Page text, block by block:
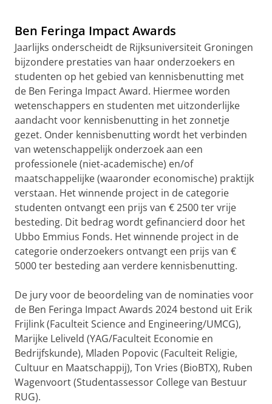
video te zien
Ben Feringa Impact Awards
Jaarlijks onderscheidt de Rijksuniversiteit Groningen
bijzondere prestaties van haar onderzoekers en
studenten op het gebied van kennisbenutting met
de Ben Feringa Impact Award. Hiermee worden
wetenschappers en studenten met uitzonderlijke
aandacht voor kennisbenutting in het zonnetje
gezet. Onder kennisbenutting wordt het verbinden
van wetenschappelijk onderzoek aan een
professionele (niet-academische) en/of
maatschappelijke (waaronder economische) praktijk
verstaan. Het winnende project in de categorie
studenten ontvangt een prijs van € 2500 ter vrije
besteding. Dit bedrag wordt gefinancierd door het
Ubbo Emmius Fonds. Het winnende project in de
categorie onderzoekers ontvangt een prijs van €
5000 ter besteding aan verdere kennisbenutting.
De jury voor de beoordeling van de nominaties voor
de Ben Feringa Impact Awards 2024 bestond uit Erik
Frijlink (Faculteit Science and Engineering/UMCG),
Marijke Leliveld (YAG/Faculteit Economie en
Bedrijfskunde), Mladen Popovic (Faculteit Religie,
Cultuur en Maatschappij), Ton Vries (BioBTX), Ruben
Wagenvoort (Studentassessor College van Bestuur
RUG).